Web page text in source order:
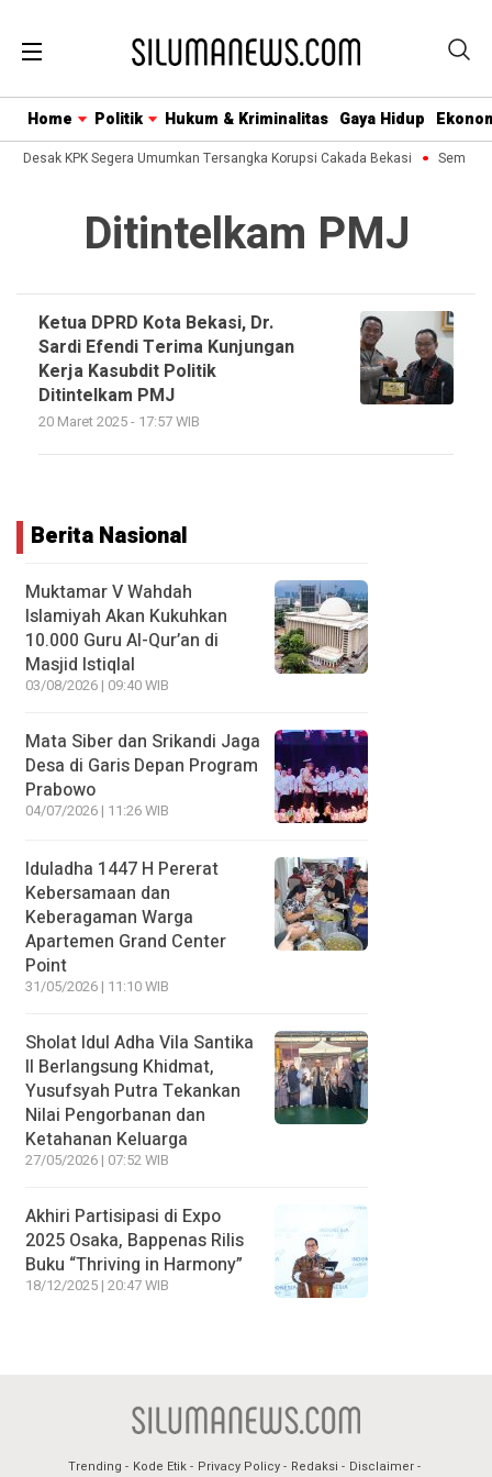
Home Politik Hukum & Kriminalitas Gaya Hidup
Desak KPK Segera Umumkan Tersangka Korupsi Cakada Bekasi Semua
Ditintelkam PMJ
Ketua DPRD Kota Bekasi, Dr.
Sardi Efendi Terima Kunjungan
Kerja Kasubdit Politik
Ditintelkam PMJ
20 Maret 2025 - 17:57 WIB
Berita Nasional
Muktamar V Wahdah
Islamiyah Akan Kukuhkan
10.000 Guru Al-Qur’an di
Masjid Istiqlal
03/08/2026 | 09:40 WIB
Mata Siber dan Srikandi Jaga
Desa di Garis Depan Program
Prabowo
04/07/2026 | 11:26 WIB
Iduladha 1447 H Pererat
Kebersamaan dan
Keberagaman Warga
Apartemen Grand Center
Point
31/05/2026 | 11:10 WIB
Sholat Idul Adha Vila Santika
II Berlangsung Khidmat,
Yusufsyah Putra Tekankan
Nilai Pengorbanan dan
Ketahanan Keluarga
27/05/2026 | 07:52 WIB
Akhiri Partisipasi di Expo
2025 Osaka, Bappenas Rilis
Buku “Thriving in Harmony”
18/12/2025 | 20:47 WIB
Trending Kode Etik Privacy Policy Redaksi Disclaimer